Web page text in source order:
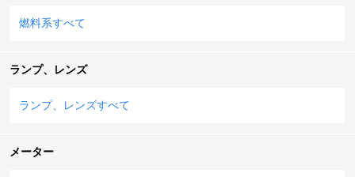
燃料系すべて
ランプ、レンズ
ランプ、レンズすべて
メーター